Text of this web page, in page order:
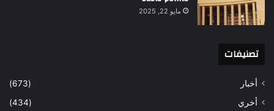
مايو 22, 2025
تصنيفات
أخبار
(673)
أخري
(434)